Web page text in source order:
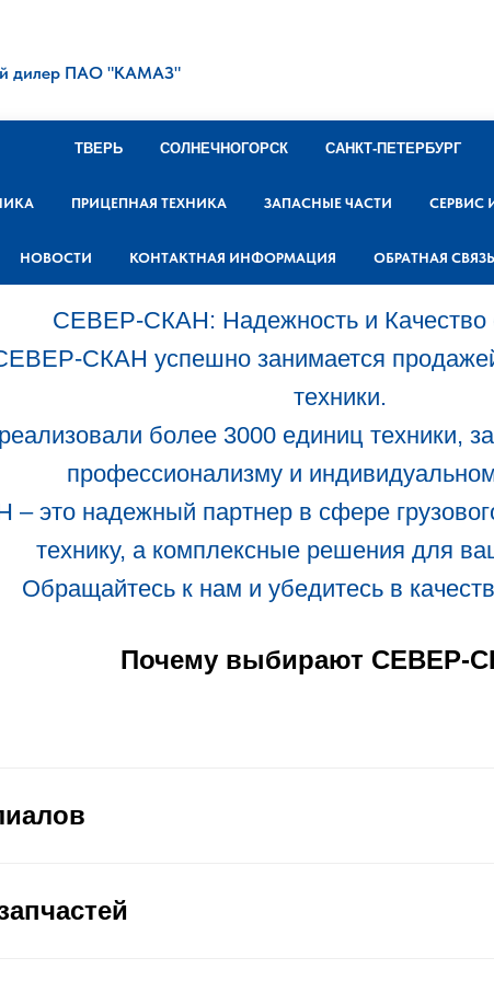
дилер ПАО "КАМАЗ"
ТВЕРЬ СОЛНЕЧНОГОРСК САНКТ-ПЕТЕРБУРГ
ПРИЦЕПНАЯ ТЕХНИКА ЗАПАСНЫЕ ЧАСТИ СЕРВИС
НОВОСТИ КОНТАКТНАЯ ИНФОРМАЦИЯ ОБРАТНАЯ СВЯЗЬ
СЕВЕР-СКАН: Надежность и Качество
СКАН успешно занимается
техники.
более 3000 единиц техники,
профессионализму и
это надежный партнер в сфере
технику, а комплексные решения для
Обращайтесь к нам и убедитесь в
Почему выбирают СЕВЕР-